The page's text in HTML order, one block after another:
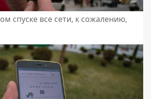
спуске все сети, к сожалению,